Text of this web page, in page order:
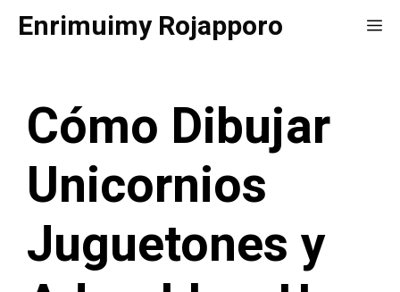
SaltarEnrimuimy Rojapporo
Cómo Dibujar
Unicornios
Juguetones y